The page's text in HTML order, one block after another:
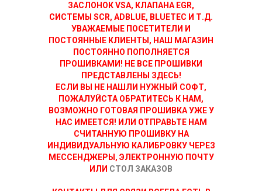
ЗАСЛОНОК VSA, КЛАПАНА EGR,
СИСТЕМЫ SCR, ADBLUE, BLUETEC И Т.Д.
УВАЖАЕМЫЕ ПОСЕТИТЕЛИ И
ПОСТОЯННЫЕ КЛИЕНТЫ, НАШ МАГАЗИН
ПОСТОЯННО ПОПОЛНЯЕТСЯ
ПРОШИВКАМИ! НЕ ВСЕ ПРОШИВКИ
ПРЕДСТАВЛЕНЫ ЗДЕСЬ!
ЕСЛИ ВЫ НЕ НАШЛИ НУЖНЫЙ СОФТ,
ПОЖАЛУЙСТА ОБРАТИТЕСЬ К НАМ,
ВОЗМОЖНО ГОТОВАЯ ПРОШИВКА УЖЕ У
НАС ИМЕЕТСЯ! ИЛИ ОТПРАВЬТЕ НАМ
СЧИТАННУЮ ПРОШИВКУ НА
ИНДИВИДУАЛЬНУЮ КАЛИБРОВКУ ЧЕРЕЗ
МЕССЕНДЖЕРЫ, ЭЛЕКТРОННУЮ ПОЧТУ
ИЛИ СТОЛ ЗАКАЗОВ